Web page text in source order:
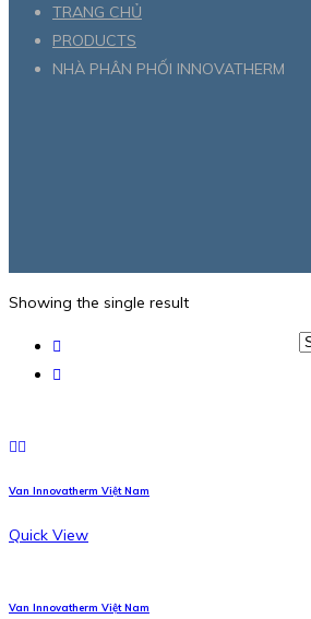
TRANG CHỦ
PRODUCTS
NHÀ PHÂN PHỐI INNOVATHERM
Showing the single result
Van Innovatherm Việt Nam
Quick View
Van Innovatherm Việt Nam